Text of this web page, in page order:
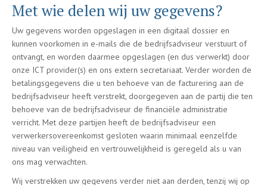
Met wie delen wij uw gegevens?
Uw gegevens worden opgeslagen in een digitaal dossier en
kunnen voorkomen in e-mails die de bedrijfsadviseur verstuurt of
ontvangt, en worden daarmee opgeslagen (en dus verwerkt) door
onze ICT provider(s) en ons extern secretariaat. Verder worden de
betalingsgegevens die u ten behoeve van de facturering aan de
bedrijfsadviseur heeft verstrekt, doorgegeven aan de partij die ten
behoeve van de bedrijfsadviseur de financiële administratie
verricht. Met deze partijen heeft de bedrijfsadviseur een
verwerkersovereenkomst gesloten waarin minimaal eenzelfde
niveau van veiligheid en vertrouwelijkheid is geregeld als u van
ons mag verwachten.
Wij verstrekken uw gegevens verder niet aan derden, tenzij wij op